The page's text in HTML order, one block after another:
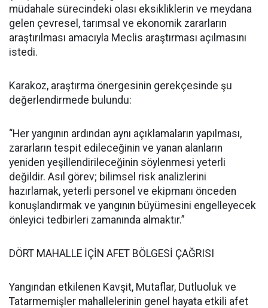
müdahale sürecindeki olası eksikliklerin ve meydana
gelen çevresel, tarımsal ve ekonomik zararların
araştırılması amacıyla Meclis araştırması açılmasını
istedi.
Karakoz, araştırma önergesinin gerekçesinde şu
değerlendirmede bulundu:
“Her yangının ardından aynı açıklamaların yapılması,
zararların tespit edileceğinin ve yanan alanların
yeniden yeşillendirileceğinin söylenmesi yeterli
değildir. Asıl görev; bilimsel risk analizlerini
hazırlamak, yeterli personel ve ekipmanı önceden
konuşlandırmak ve yangının büyümesini engelleyecek
önleyici tedbirleri zamanında almaktır.”
DÖRT MAHALLE İÇİN AFET BÖLGESİ ÇAĞRISI
Yangından etkilenen Kavşit, Mutaflar, Dutluoluk ve
Tatarmemişler mahallelerinin genel hayata etkili afet